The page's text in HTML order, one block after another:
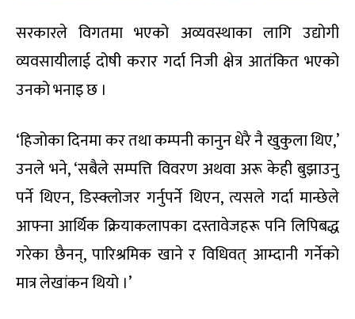
सरकारले विगतमा भएको अव्यवस्थाका लागि उद्योगी
व्यवसायीलाई दोषी करार गर्दा निजी क्षेत्र आतंकित भएको
उनको भनाइ छ ।
‘हिजोका दिनमा कर तथा कम्पनी कानुन धेरै नै खुकुला थिए,’
उनले भने, ‘सबैले सम्पत्ति विवरण अथवा अरू केही बुझाउनु
पर्ने थिएन, डिस्क्लोजर गर्नुपर्ने थिएन, त्यसले गर्दा मान्छेले
आफ्ना आर्थिक क्रियाकलापका दस्तावेजहरू पनि लिपिबद्ध
गरेका छैनन्, पारिश्रमिक खाने र विधिवत् आम्दानी गर्नेको
मात्र लेखांकन थियो ।’